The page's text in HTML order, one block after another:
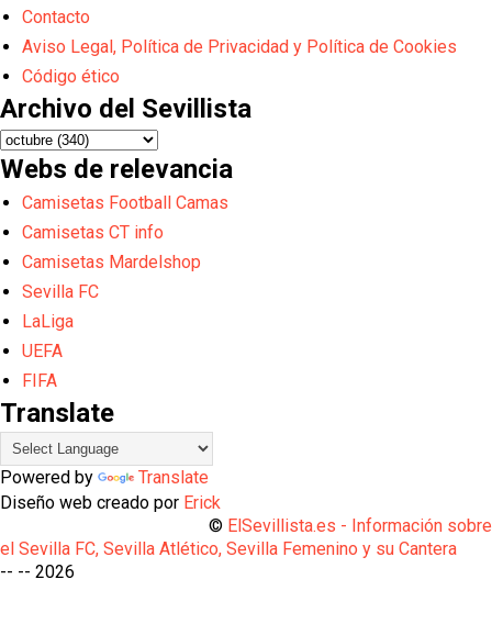
Contacto
Aviso Legal, Política de Privacidad y Política de Cookies
Código ético
Archivo del Sevillista
Webs de relevancia
Camisetas Football Camas
Camisetas CT info
Camisetas Mardelshop
Sevilla FC
LaLiga
UEFA
FIFA
Translate
Powered by
Translate
Diseño web creado por Erick
© ElSevillista.es - Información sobre
el Sevilla FC, Sevilla Atlético, Sevilla Femenino y su Cantera
-- -- 2026